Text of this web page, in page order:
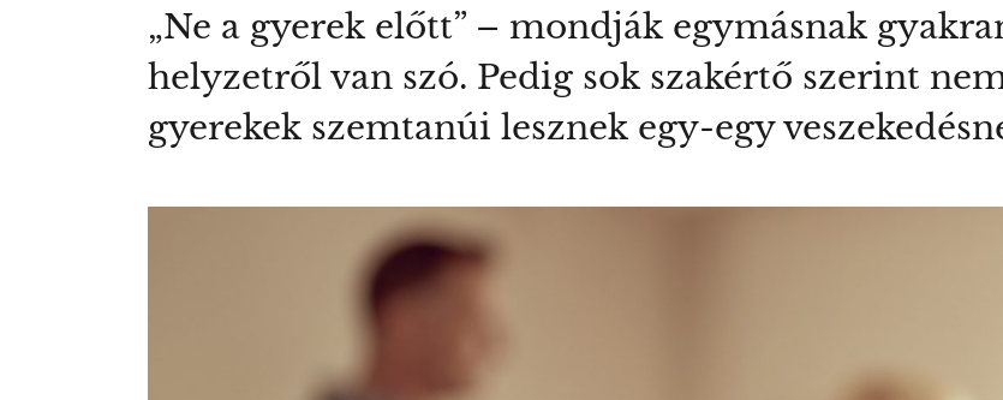
„Ne a gyerek előtt” – mondják egymásnak
helyzetről van szó. Pedig sok szakértő szerint
gyerekek szemtanúi lesznek egy-egy